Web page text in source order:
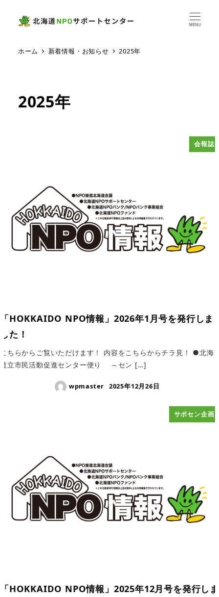
MENU
ホーム 新着情報・お知らせ 2025年
2025年
会報誌
「HOKKAIDO NPO情報」2026年1月号を発行しま
した！
こちらからご覧いただけます！ 内容をこちらからチラ見！ ●北海
道立市民活動促進センター便り ～セン […]
wpmaster 2025年12月26日
サポセン企画
「HOKKAIDO NPO情報」2025年12月号を発行しま